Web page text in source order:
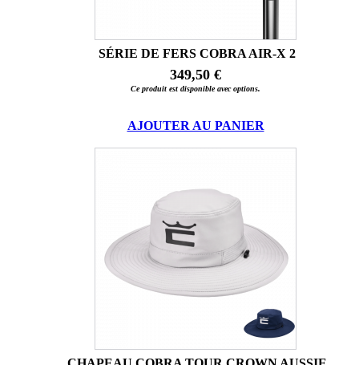
SÉRIE DE FERS COBRA AIR-X 2
349,50 €
Ce produit est disponible avec options.
AJOUTER AU PANIER